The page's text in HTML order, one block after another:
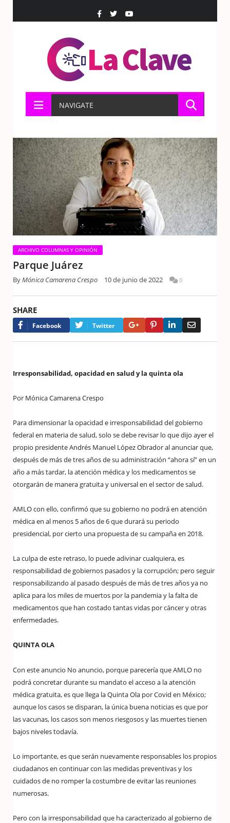
NAVIGATE
ARCHIVO COLUMNAS Y OPINIÓN
Parque Juárez
ByMónica Camarena Crespo 10 de junio de 2022 0
SHARE
Facebook Twitter Google+PinterestLinkedIn
Irresponsabilidad, opacidad en salud y la quinta ola
Por Mónica Camarena Crespo
Para dimensionar la opacidad e irresponsabilidad del gobierno
federal en materia de salud, solo se debe revisar lo que dijo ayer el
propio presidente Andrés Manuel López Obrador al anunciar que,
después de más de tres años de su administración “ahora sí” en un
año a más tardar, la atención médica y los medicamentos se
otorgarán de manera gratuita y universal en el sector de salud.
AMLO con ello, confirmó que su gobierno no podrá en atención
médica en al menos 5 años de 6 que durará su periodo
presidencial, por cierto una propuesta de su campaña en 2018.
La culpa de este retraso, lo puede adivinar cualquiera, es
responsabilidad de gobiernos pasados y la corrupción; pero seguir
responsabilizando al pasado después de más de tres años ya no
aplica para los miles de muertos por la pandemia y la falta de
medicamentos que han costado tantas vidas por cáncer y otras
enfermedades.
QUINTA OLA
Con este anuncio No anuncio, porque parecería que AMLO no
podrá concretar durante su mandato el acceso a la atención
médica gratuita, es que llega la Quinta Ola por Covid en México;
aunque los casos se disparan, la única buena noticias es que por
las vacunas, los casos son menos riesgosos y las muertes tienen
bajos niveles todavía.
Lo importante, es que serán nuevamente responsables los propios
ciudadanos en continuar con las medidas preventivas y los
cuidados de no romper la costumbre de evitar las reuniones
numerosas.
Pero con la irresponsabilidad que ha caracterizado al gobierno de